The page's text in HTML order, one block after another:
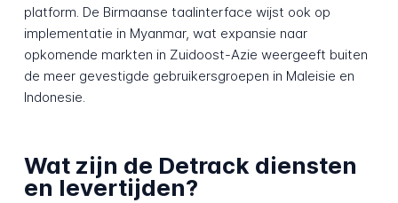
platform. De Birmaanse taalinterface wijst ook op
implementatie in Myanmar, wat expansie naar
opkomende markten in Zuidoost-Azie weergeeft buiten
de meer gevestigde gebruikersgroepen in Maleisie en
Indonesie.
Wat zijn de Detrack diensten
en levertijden?